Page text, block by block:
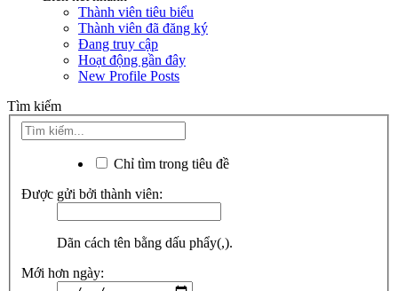
Thành viên tiêu biểu
Thành viên đã đăng ký
Đang truy cập
Hoạt động gần đây
New Profile Posts
Tìm kiếm
Chỉ tìm trong tiêu đề
Được gửi bởi thành viên:
Dãn cách tên bằng dấu phẩy(,).
Mới hơn ngày: